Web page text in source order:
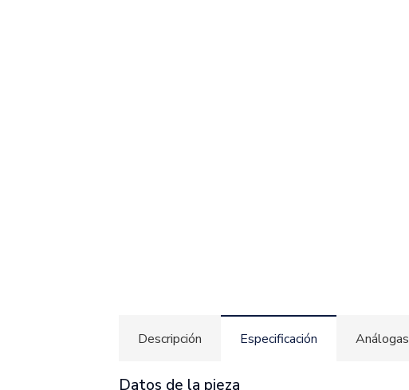
Descripción Especificación Análogas
Datos de la pieza